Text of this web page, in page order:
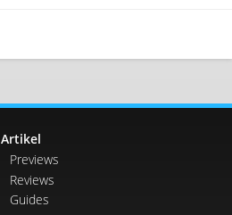
Artikel
Previews
Reviews
Guides